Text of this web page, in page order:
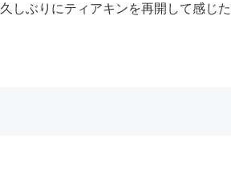
久しぶりにティアキンを再開して感じ